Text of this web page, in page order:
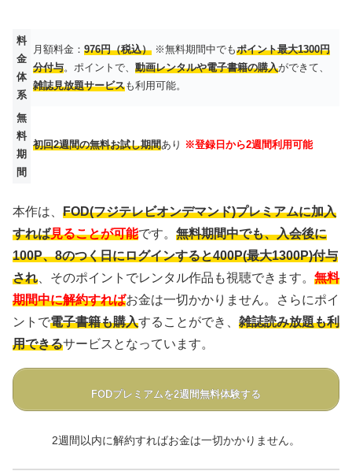
料
金
体
系
月額料金： 976円（税込） ※無料期間中でもポイント最大1300円
分付与。ポイントで、 動画レンタルや電子書籍の購入ができて、
雑誌見放題サービスも利用可能。
無
料
期
間
初回2週間の無料お試し期間あり ※登録日から2週間利用可能
本作は、 FOD(フジテレビオンデマンド)プレミアムに加入
すれば見ることが可能です。 無料期間中でも、入会後に
100P、8のつく日にログインすると400P(最大1300P)付与
され 、そのポイントでレンタル作品も視聴できます。 無料
期間中に解約すればお金は一切かかりません。さらにポイ
ントで電子書籍も購入することができ、 雑誌読み放題も利
用できるサービスとなっています。
FODプレミアムを2週間無料体験する
2週間以内に解約すればお金は一切かかりません。